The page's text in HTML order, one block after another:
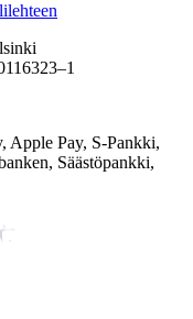
Apple Pay, S-Pankki,
Säästöpankki,